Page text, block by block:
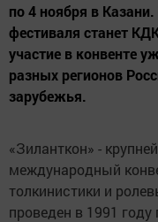
по 4 ноября в
фестиваля станет
участие в конвенте
разных регионов
зарубежья.
«Зиланткон» -
международный
толкинистики и
проведен в 1991